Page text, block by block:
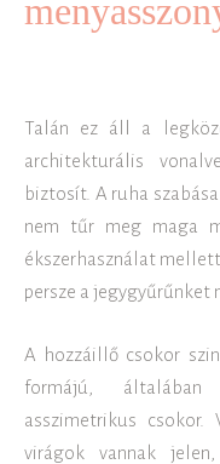
Talán ez áll a
architekturális
biztosít. A ruha
nem tűr meg maga
ékszerhasználat
persze a
A hozzáillő csokor
formájú, általában
asszimetrikus
virágok vannak